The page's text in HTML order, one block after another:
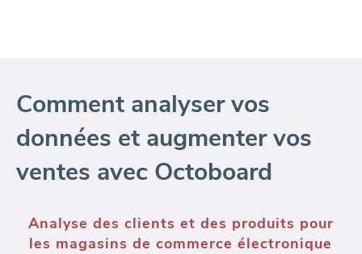
Comment analyser vos
données et augmenter vos
ventes avec Octoboard
Analyse des clients et des produits pour
les magasins de commerce électronique